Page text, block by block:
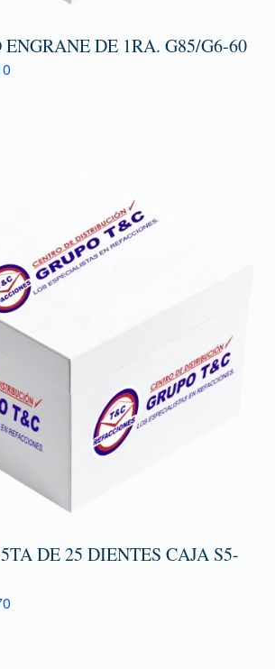
DE 1RA. G85/G6-60
DE 25 DIENTES CAJA S5-